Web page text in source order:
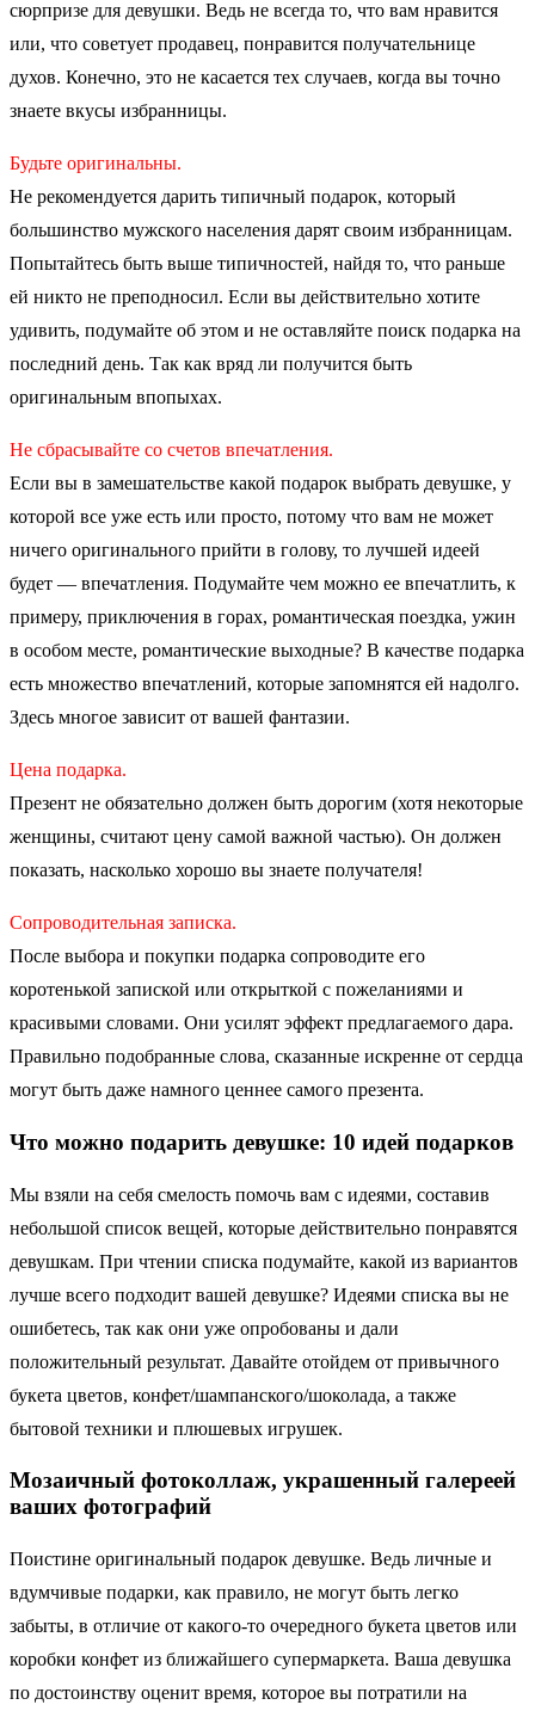
сюрпризе для девушки. Ведь не всегда то, что вам нравится
или, что советует продавец, понравится получательнице
духов. Конечно, это не касается тех случаев, когда вы точно
знаете вкусы избранницы.
Будьте оригинальны.
Не рекомендуется дарить типичный подарок, который
большинство мужского населения дарят своим избранницам.
Попытайтесь быть выше типичностей, найдя то, что раньше
ей никто не преподносил. Если вы действительно хотите
удивить, подумайте об этом и не оставляйте поиск подарка на
последний день. Так как вряд ли получится быть
оригинальным впопыхах.
Не сбрасывайте со счетов впечатления.
Если вы в замешательстве какой подарок выбрать девушке, у
которой все уже есть или просто, потому что вам не может
ничего оригинального прийти в голову, то лучшей идеей
будет — впечатления. Подумайте чем можно ее впечатлить, к
примеру, приключения в горах, романтическая поездка, ужин
в особом месте, романтические выходные? В качестве подарка
есть множество впечатлений, которые запомнятся ей надолго.
Здесь многое зависит от вашей фантазии.
Цена подарка.
Презент не обязательно должен быть дорогим (хотя некоторые
женщины, считают цену самой важной частью). Он должен
показать, насколько хорошо вы знаете получателя!
Сопроводительная записка.
После выбора и покупки подарка сопроводите его
коротенькой запиской или открыткой с пожеланиями и
красивыми словами. Они усилят эффект предлагаемого дара.
Правильно подобранные слова, сказанные искренне от сердца
могут быть даже намного ценнее самого презента.
Что можно подарить девушке: 10 идей подарков
Мы взяли на себя смелость помочь вам с идеями, составив
небольшой список вещей, которые действительно понравятся
девушкам. При чтении списка подумайте, какой из вариантов
лучше всего подходит вашей девушке? Идеями списка вы не
ошибетесь, так как они уже опробованы и дали
положительный результат. Давайте отойдем от привычного
букета цветов, конфет/шампанского/шоколада, а также
бытовой техники и плюшевых игрушек.
Мозаичный фотоколлаж, украшенный галереей
ваших фотографий
Поистине оригинальный подарок девушке. Ведь личные и
вдумчивые подарки, как правило, не могут быть легко
забыты, в отличие от какого-то очередного букета цветов или
коробки конфет из ближайшего супермаркета. Ваша девушка
по достоинству оценит время, которое вы потратили на